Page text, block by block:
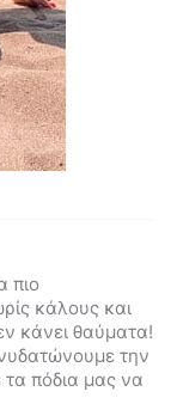
πιο
κάλους και
κάνει θαύματα!
την
τα πόδια μας να